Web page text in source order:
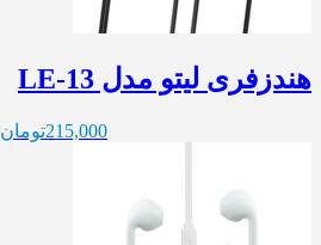
هندزفری لیتو مدل LE-13
215,000تومان